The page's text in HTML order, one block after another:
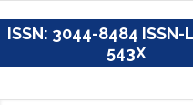
ISSN: 3044-8484 ISSN-
543X